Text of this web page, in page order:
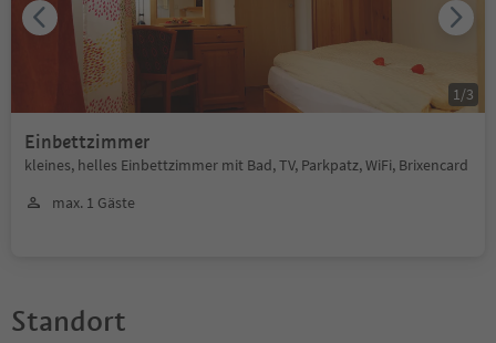
Einbettzimmer
kleines, helles Einbettzimmer mit Bad, TV, Parkpatz, WiFi, Brixencard
max. 1 Gäste
1 /3
Standort